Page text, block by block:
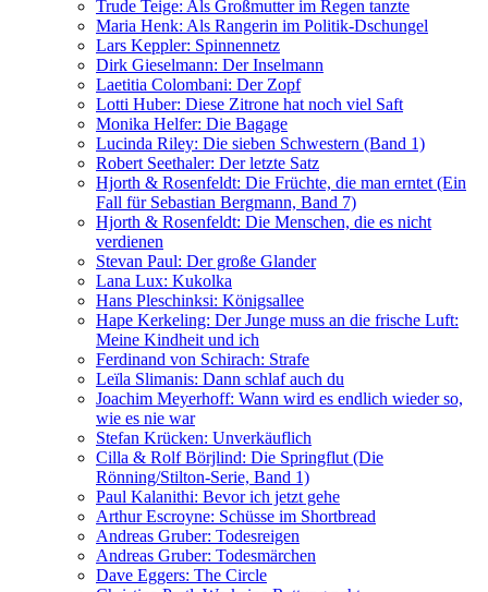
Trude Teige: Als Großmutter im Regen tanzte
Maria Henk: Als Rangerin im Politik-Dschungel
Lars Keppler: Spinnennetz
Dirk Gieselmann: Der Inselmann
Laetitia Colombani: Der Zopf
Lotti Huber: Diese Zitrone hat noch viel Saft
Monika Helfer: Die Bagage
Lucinda Riley: Die sieben Schwestern (Band 1)
Robert Seethaler: Der letzte Satz
Hjorth & Rosenfeldt: Die Früchte, die man erntet (Ein
Fall für Sebastian Bergmann, Band 7)
Hjorth & Rosenfeldt: Die Menschen, die es nicht
verdienen
Stevan Paul: Der große Glander
Lana Lux: Kukolka
Hans Pleschinksi: Königsallee
Hape Kerkeling: Der Junge muss an die frische Luft:
Meine Kindheit und ich
Ferdinand von Schirach: Strafe
Leïla Slimanis: Dann schlaf auch du
Joachim Meyerhoff: Wann wird es endlich wieder so,
wie es nie war
Stefan Krücken: Unverkäuflich
Cilla & Rolf Börjlind: Die Springflut (Die
Rönning/Stilton-Serie, Band 1)
Paul Kalanithi: Bevor ich jetzt gehe
Arthur Escroyne: Schüsse im Shortbread
Andreas Gruber: Todesreigen
Andreas Gruber: Todesmärchen
Dave Eggers: The Circle